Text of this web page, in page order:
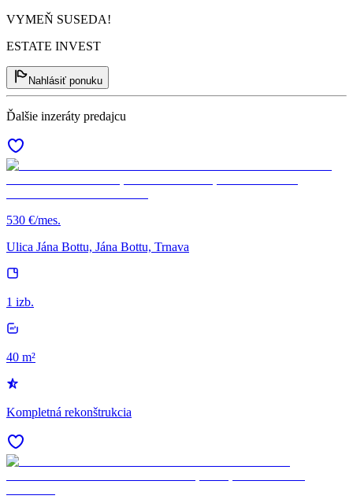
VYMEŇ SUSEDA!
ESTATE INVEST
Nahlásiť ponuku
Ďalšie inzeráty predajcu
530 €/mes.
Ulica Jána Bottu, Jána Bottu, Trnava
1 izb.
40 m²
Kompletná rekonštrukcia